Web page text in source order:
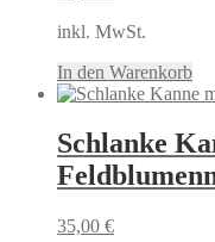
inkl. MwSt.
In den Warenkorb
Schlanke
35,00 €